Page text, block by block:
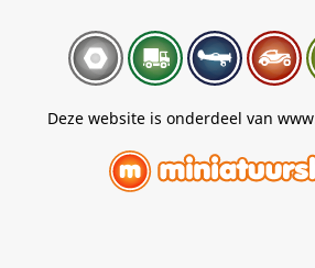
Deze website is onderdeel van